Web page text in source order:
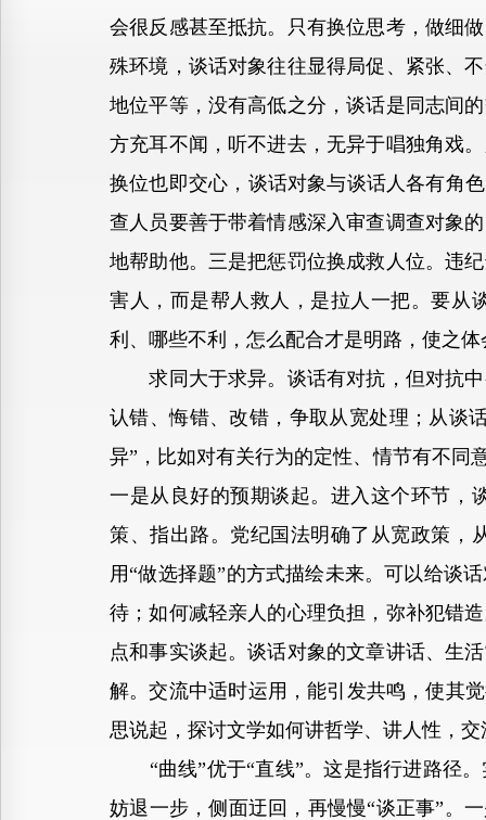
会很反感甚至抵抗。只有换位思考，做细
殊环境，谈话对象往往显得局促、紧张、
地位平等，没有高低之分，谈话是同志间
方充耳不闻，听不进去，无异于唱独角戏
换位也即交心，谈话对象与谈话人各有角
查人员要善于带着情感深入审查调查对象
地帮助他。三是把惩罚位换成救人位。违
害人，而是帮人救人，是拉人一把。要从
利、哪些不利，怎么配合才是明路，使之
求同大于求异。谈话有对抗，但对抗中
认错、悔错、改错，争取从宽处理；从谈
异”，比如对有关行为的定性、情节有不同
一是从良好的预期谈起。进入这个环节，
策、指出路。党纪国法明确了从宽政策，
用“做选择题”的方式描绘未来。可以给谈
待；如何减轻亲人的心理负担，弥补犯错
点和事实谈起。谈话对象的文章讲话、生
解。交流中适时运用，能引发共鸣，使其
思说起，探讨文学如何讲哲学、讲人性，
“曲线”优于“直线”。这是指行进路径。
妨退一步，侧面迂回，再慢慢“谈正事”。